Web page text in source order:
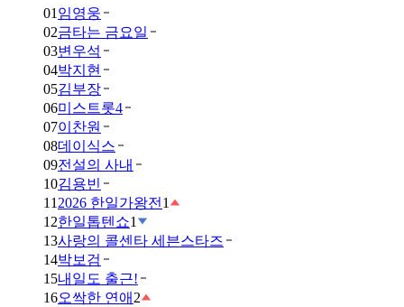
01 임영웅
02금타는 금요일
03변우석
04박지현
05김부장
06미스트롯4
07이찬원
08데이식스
09전설의 사내
10김용빈
11 2026 한일가왕전 1
12한일톱텐쇼1
13사랑의 콜센타 세븐스타즈
14박보검
15내일도 출근!
16오싹한 연애 2